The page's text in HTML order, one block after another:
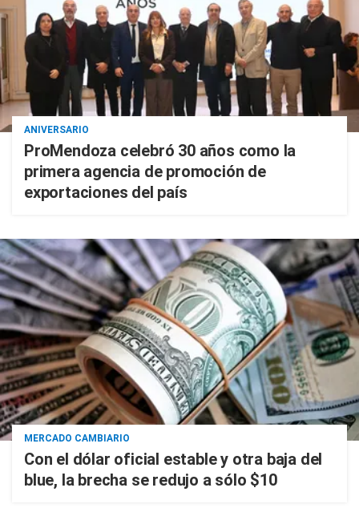
ANIVERSARIO
ProMendoza celebró 30 años como la
primera agencia de promoción de
exportaciones del país
MERCADO CAMBIARIO
Con el dólar oficial estable y otra baja del
blue, la brecha se redujo a sólo $10